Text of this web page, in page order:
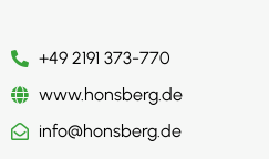
+49 2191 373-770
www.honsberg.de
info@honsberg.de